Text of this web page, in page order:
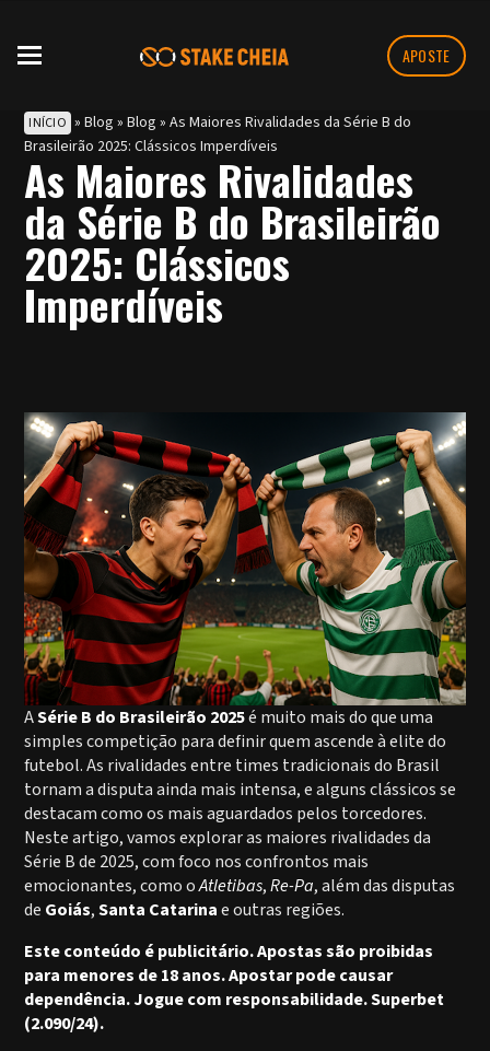
APOSTE
INÍCIO » Blog » Blog » As Maiores Rivalidades da Série B do
Brasileirão 2025: Clássicos Imperdíveis
As Maiores Rivalidades
da Série B do Brasileirão
2025: Clássicos
Imperdíveis
ASérie B do Brasileirão 2025é muito mais do que uma
simples competição para definir quem ascende à elite do
futebol. As rivalidades entre times tradicionais do Brasil
tornam a disputa ainda mais intensa, e alguns clássicos se
destacam como os mais aguardados pelos torcedores.
Neste artigo, vamos explorar as maiores rivalidades da
Série B de 2025, com foco nos confrontos mais
emocionantes, como oAtletibas,Re-Pa, além das disputas
de Goiás,Santa Catarinae outras regiões.
Este conteúdo é publicitário. Apostas são proibidas
para menores de 18 anos. Apostar pode causar
dependência. Jogue com responsabilidade. Superbet
(2.090/24).